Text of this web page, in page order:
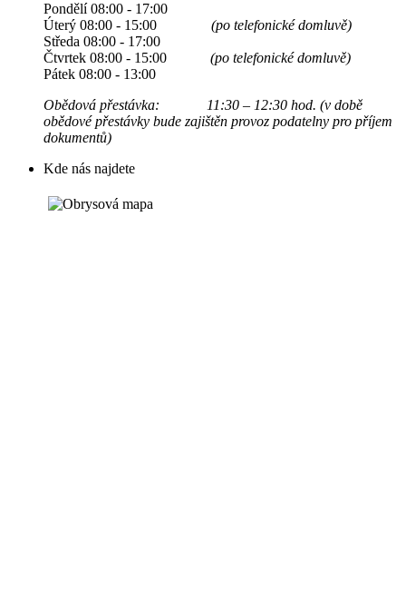
Pondělí 08:00 - 17:00
Úterý 08:00 - 15:00 (po telefonické domluvě)
Středa 08:00 - 17:00
Čtvrtek 08:00 - 15:00 (po telefonické domluvě)
Pátek 08:00 - 13:00
Obědová přestávka: 11:30 – 12:30 hod. (v době
obědové přestávky bude zajištěn provoz podatelny pro příjem
dokumentů)
Kde nás najdete